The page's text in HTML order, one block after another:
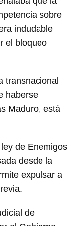
sobre
indudable
el bloqueo
transnacional
haberse
Maduro, está
de Enemigos
desde la
expulsar a
de